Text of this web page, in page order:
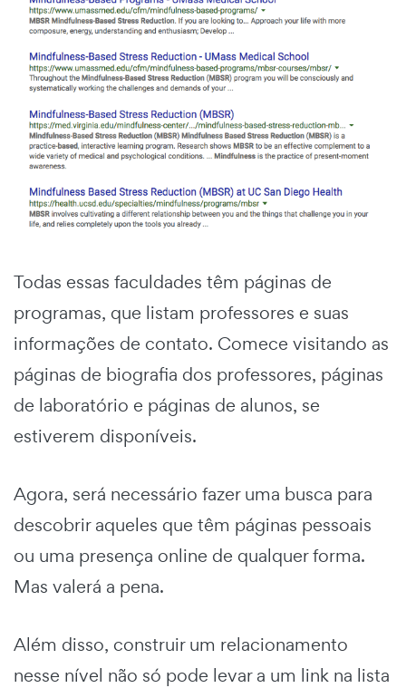
Todas essas faculdades têm páginas de
programas, que listam professores e suas
informações de contato. Comece visitando as
páginas de biografia dos professores, páginas
de laboratório e páginas de alunos, se
estiverem disponíveis.
Agora, será necessário fazer uma busca para
descobrir aqueles que têm páginas pessoais
ou uma presença online de qualquer forma.
Mas valerá a pena.
Além disso, construir um relacionamento
nesse nível não só pode levar a um link na lista